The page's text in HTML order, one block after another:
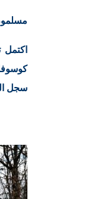
اكتمل
سجل